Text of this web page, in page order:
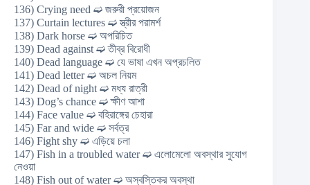
136) Crying need ➫ জরুরী প্রয়োজন
137) Curtain lectures ➫ স্ত্রীর পরামর্শ
138) Dark horse ➫ অপরিচিত
139) Dead against ➫ তীব্র বিরোধী
140) Dead language ➫ যে ভাষা এখন অপ্রচলিত
141) Dead letter ➫ অচল নিয়ম
142) Dead of night ➫ মধ্য রাত্রী
143) Dog’s chance ➫ ক্ষীণ আশা
144) Face value ➫ বহিরাঙ্গের চেহারা
145) Far and wide ➫ সর্বত্র
146) Fight shy ➫ এড়িয়ে চলা
147) Fish in a troubled water ➫ এলোমেলো অবস্থার সুযোগ
নেওয়া
148) Fish out of water ➫ অস্বস্তিকর অবস্থা